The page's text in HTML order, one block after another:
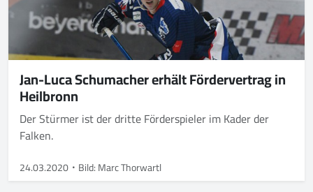
Jan-Luca Schumacher erhält Fördervertrag in
Heilbronn
Der Stürmer ist der dritte Förderspieler im Kader der
Falken.
24.03.2020 Bild: Marc Thorwartl